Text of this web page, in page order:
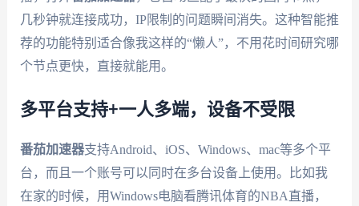
几秒钟就连接成功，IP限制的问题瞬间消失。这种智能推
荐的功能特别适合像我这样的“懒人”，不用花时间研究哪
个节点更快，直接就能用。
多平台支持+一人多端，设备不受限
番茄加速器支持Android、iOS、Windows、mac等多个平
台，而且一个账号可以同时在多台设备上使用。比如我
在家的时候，用Windows电脑看腾讯体育的NBA直播，